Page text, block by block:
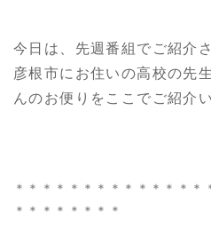
今日は、先週番組でご紹介
彦根市にお住いの高校の先
んのお便りをここでご紹介
＊＊＊＊＊＊＊＊＊＊＊＊＊＊
＊＊＊＊＊＊＊＊